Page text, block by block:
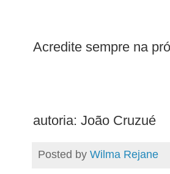
Acredite sempre na
autoria: João Cruzué
Posted by Wilma Rejane